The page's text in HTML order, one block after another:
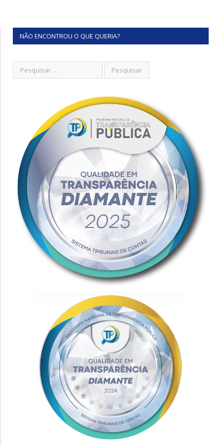
NÃO ENCONTROU O QUE QUERIA?